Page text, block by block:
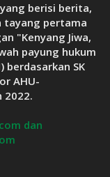
berisi berita,
tayang pertama
"Kenyang Jiwa,
payung hukum
berdasarkan SK
AHU-
2022.
dan